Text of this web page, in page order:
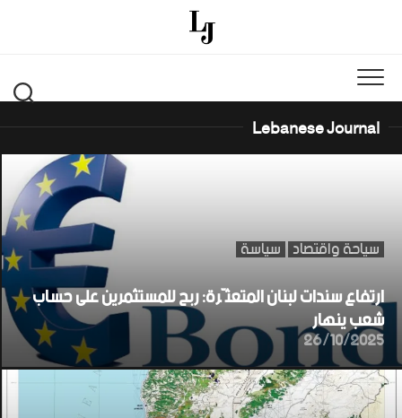
Lebanese Journal
سياحة واقتصاد سياسة
ارتفاع سندات لبنان المتعثّرة: ربح للمستثمرين على حساب
شعب ينهار
26/10/2025